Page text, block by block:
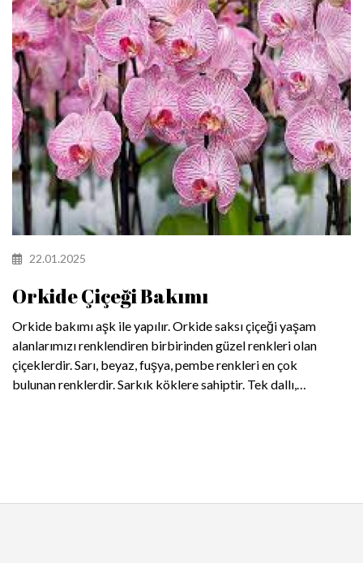
22.01.2025
Orkide Çiçeği Bakımı
Orkide bakımı aşk ile yapılır. Orkide saksı çiçeği yaşam
alanlarımızı renklendiren birbirinden güzel renkleri olan
çiçeklerdir. Sarı, beyaz, fuşya, pembe renkleri en çok
bulunan renklerdir. Sarkık köklere sahiptir. Tek dallı,
aldığı yöne doğru yamulduğu için haftada bir kez